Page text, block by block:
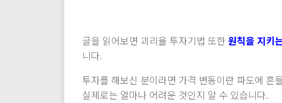
글을 읽어보면 괴리율 투자기법 또한 원칙을 지키
니다.
투자를 해보신 분이라면 가격 변동이란 파도에 흔
실제로는 얼마나 어려운 것인지 알 수 있습니다.